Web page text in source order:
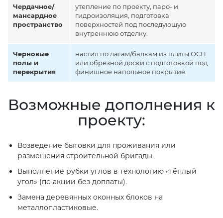
Чердачное/
мансардное
пространство
утепление по проекту, паро- и
гидроизоляция, подготовка
поверхностей под последующую
внутреннюю отделку.
Черновые
полы и
перекрытия
настил по лагам/балкам из плиты ОСП
или обрезной доски с подготовкой под
финишное напольное покрытие.
Возможные дополнения к
проекту:
Возведение бытовки для проживания или
размещения строительной бригады.
Выполнение рубки углов в технологию «тёплый
угол» (по акции без доплаты).
Замена деревянных оконных блоков на
металлопластиковые.